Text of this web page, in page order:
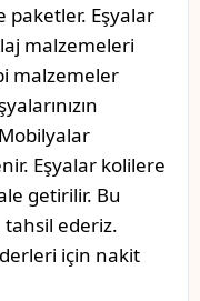
paketler. Eşyalar
malzemeleri
malzemeler
Mobilyalar
Eşyalar kolilere
getirilir. Bu
tahsil ederiz.
için nakit